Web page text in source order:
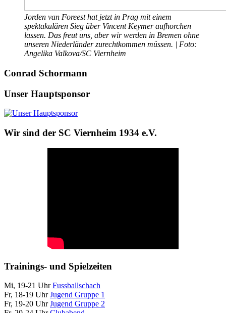
Jorden van Foreest hat jetzt in Prag mit einem
spektakulären Sieg über Vincent Keymer aufhorchen
lassen. Das freut uns, aber wir werden in Bremen ohne
unseren Niederländer zurechtkommen müssen. | Foto:
Angelika Valkova/SC Viernheim
Conrad Schormann
Unser Hauptsponsor
Wir sind der SC Viernheim 1934 e.V.
Trainings- und Spielzeiten
Mi, 19-21 UhrFussballschach
Fr, 18-19 UhrJugend Gruppe 1
Fr, 19-20 UhrJugend Gruppe 2